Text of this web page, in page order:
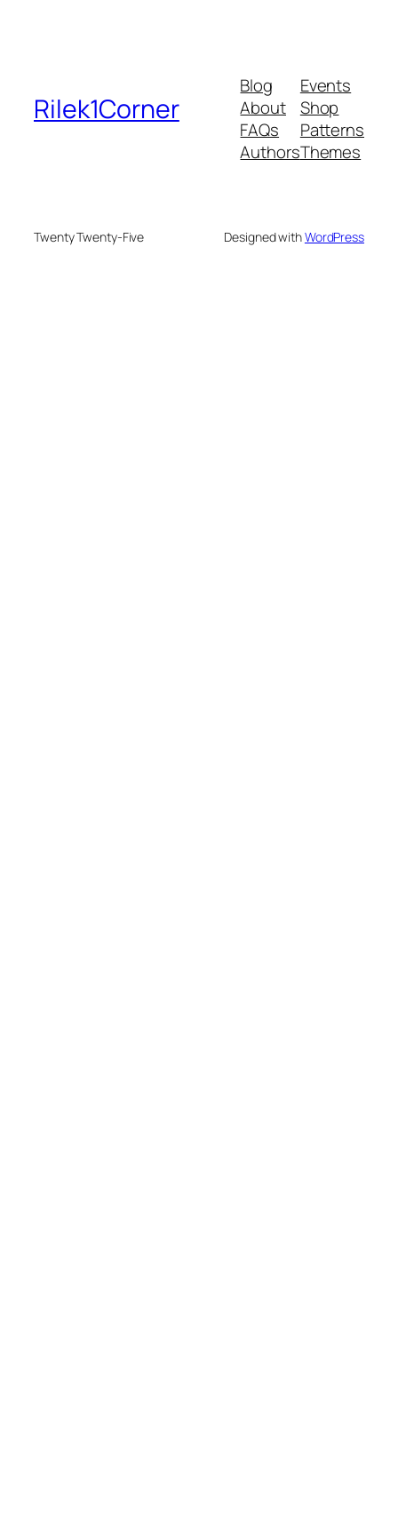
Rilek1Corner
Blog
About
FAQs
Authors
Events
Shop
Patterns
Themes
Twenty Twenty-Five Designed withWordPress